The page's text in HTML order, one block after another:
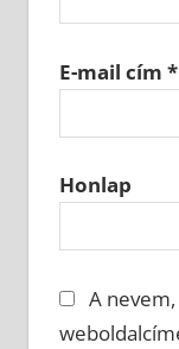
E-mail cím *
Honlap
A